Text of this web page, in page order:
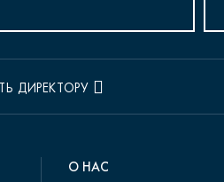
ДИРЕКТОРУ
О НАС